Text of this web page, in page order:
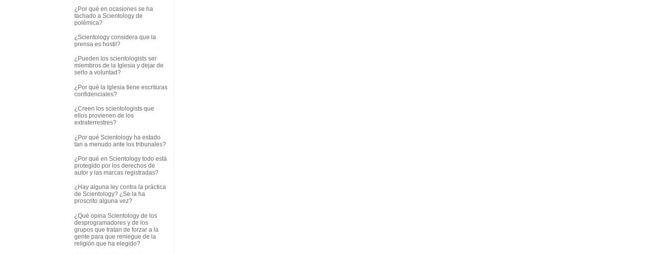
¿Por qué en ocasiones se ha
tachado a Scientology de
polémica?
¿Scientology considera que la
prensa es hostil?
¿Pueden los scientologists ser
miembros de la Iglesia y dejar de
serlo a voluntad?
¿Por qué la Iglesia tiene escrituras
confidenciales?
¿Creen los scientologists que
ellos provienen de los
extraterrestres?
¿Por qué Scientology ha estado
tan a menudo ante los tribunales?
¿Por qué en Scientology todo está
protegido por los derechos de
autor y las marcas registradas?
¿Hay alguna ley contra la práctica
de Scientology? ¿Se la ha
proscrito alguna vez?
¿Qué opina Scientology de los
desprogramadores y de los
grupos que tratan de forzar a la
gente para que reniegue de la
religión que ha elegido?